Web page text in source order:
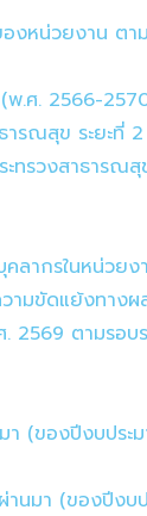
องหน่วยงาน ต
พ.ศ. 2566-
ารณสุข ระยะที่
ทรวงสาธารณ
ลากรในหน่วย
มขัดแย้งทางผ
ตามรอบร
า (ของปีงบปร
านมา (ของปีง